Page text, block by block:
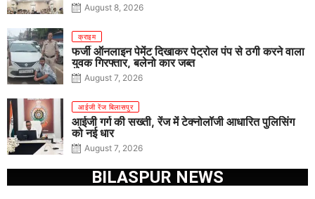
August 8, 2026
क्राइम
फर्जी ऑनलाइन पेमेंट दिखाकर पेट्रोल पंप से ठगी करने वाला
युवक गिरफ्तार, बलेनो कार जब्त
August 7, 2026
आईजी रेंज बिलासपुर
आईजी गर्ग की सख्ती, रेंज में टेक्नोलॉजी आधारित पुलिसिंग
को नई धार
August 7, 2026
BILASPUR NEWS